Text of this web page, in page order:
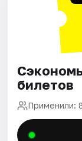
билетов
Применили: